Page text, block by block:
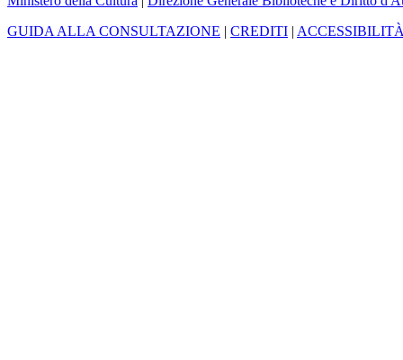
GUIDA ALLA CONSULTAZIONE | CREDITI |